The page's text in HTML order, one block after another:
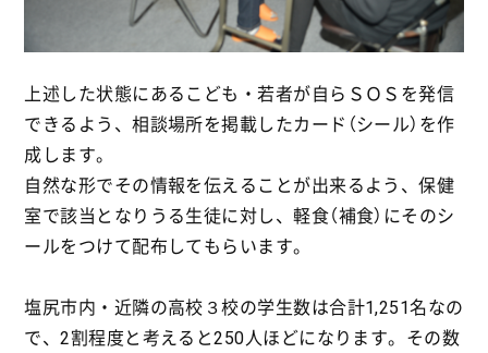
上述した状態にあるこども・若者が自らＳＯＳを発信
できるよう、相談場所を掲載したカード（シール）を作
成します。
自然な形でその情報を伝えることが出来るよう、保健
室で該当となりうる生徒に対し、軽食（補食）にそのシ
ールをつけて配布してもらいます。
塩尻市内・近隣の高校３校の学生数は合計1,251名なの
で、2割程度と考えると250人ほどになります。その数